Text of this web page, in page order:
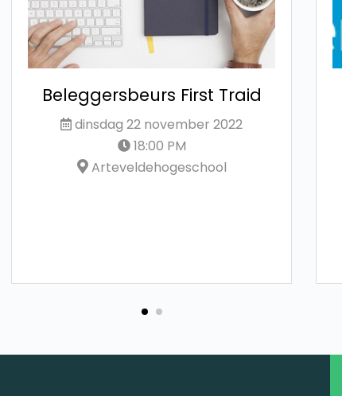
Beleggersbeurs First Traid
dinsdag 22 november 2022
18:00 PM
Arteveldehogeschool